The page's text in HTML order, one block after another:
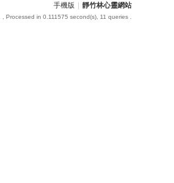
手機版 靜竹林心靈網站
, Processed in 0.111575 second(s), 11 queries .